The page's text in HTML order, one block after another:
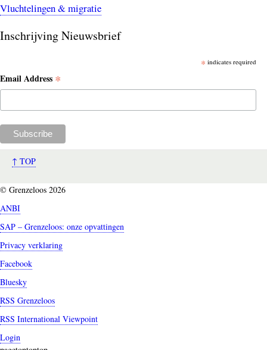
Vluchtelingen & migratie
Inschrijving Nieuwsbrief
* indicates required
Email Address *
↑ TOP
© Grenzeloos 2026
ANBI
SAP – Grenzeloos: onze opvattingen
Privacy verklaring
Facebook
Bluesky
RSS Grenzeloos
RSS International Viewpoint
Login